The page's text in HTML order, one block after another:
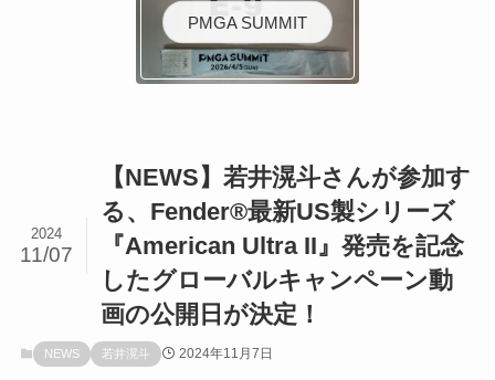
PMGA SUMMIT
【NEWS】若井滉斗さんが参加す
る、Fender®最新US製シリーズ
『American Ultra II』発売を記念
したグローバルキャンペーン動
画の公開日が決定！
2024
11/07
NEWS 若井滉斗 2024年11月7日